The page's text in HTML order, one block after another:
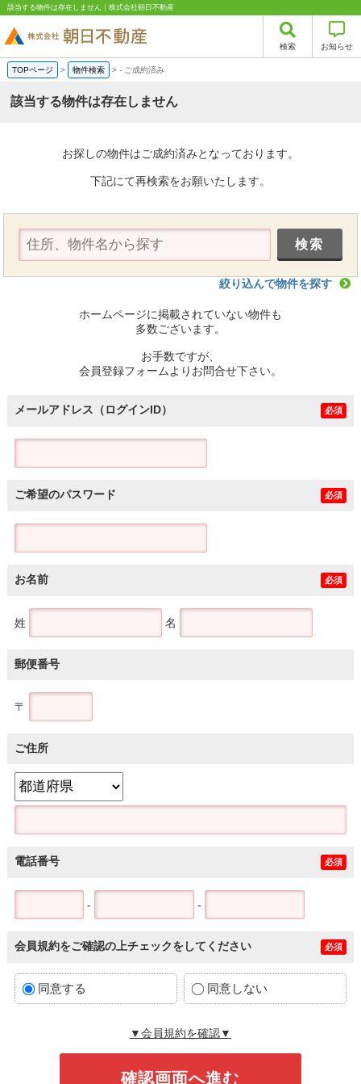
該当する物件は存在しません｜株式会社朝日不動産
検索 お知らせ
TOPページ > 物件検索 >- ご成約済み
該当する物件は存在しません
お探しの物件はご成約済みとなっております。
下記にて再検索をお願いたします。
絞り込んで物件を探す
ホームページに掲載されていない物件も
多数ございます。
お手数ですが、
会員登録フォームよりお問合せ下さい。
メールアドレス（ログインID） 必須
ご希望のパスワード 必須
お名前 必須
姓 名
郵便番号
〒
ご住所
電話番号 必須
- -
会員規約をご確認の上チェックをしてください 必須
同意する 同意しない
▼会員規約を確認▼